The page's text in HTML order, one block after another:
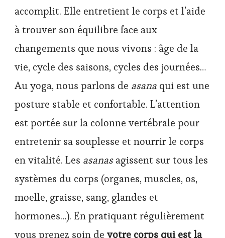
accomplit. Elle entretient le corps et l’aide
à trouver son équilibre face aux
changements que nous vivons : âge de la
vie, cycle des saisons, cycles des journées…
Au yoga, nous parlons de asana qui est une
posture stable et confortable. L’attention
est portée sur la colonne vertébrale pour
entretenir sa souplesse et nourrir le corps
en vitalité. Les asanasagissent sur tous les
systèmes du corps (organes, muscles, os,
moelle, graisse, sang, glandes et
hormones…). En pratiquant régulièrement
vous prenez soin de votre corps qui est la